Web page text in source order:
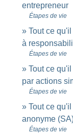
entrepreneur
Étapes de vie
Tout ce
à
Étapes de vie
Tout ce
par actions
Étapes de vie
Tout ce
anonyme
Étapes de vie